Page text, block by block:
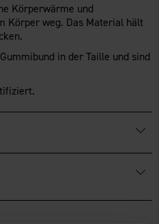
Körperwärme und
Körper weg. Das Material hält
in der Taille und sind